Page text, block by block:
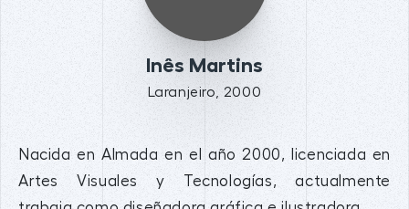
Inês Martins
Laranjeiro, 2000
Nacida en Almada en el año 2000, licenciada en
Artes Visuales y Tecnologías, actualmente